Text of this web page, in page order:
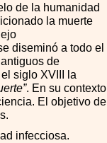
de la humanidad
la muerte
diseminó a todo el
de
siglo XVIII la
. En su contexto
El objetivo de
infecciosa.